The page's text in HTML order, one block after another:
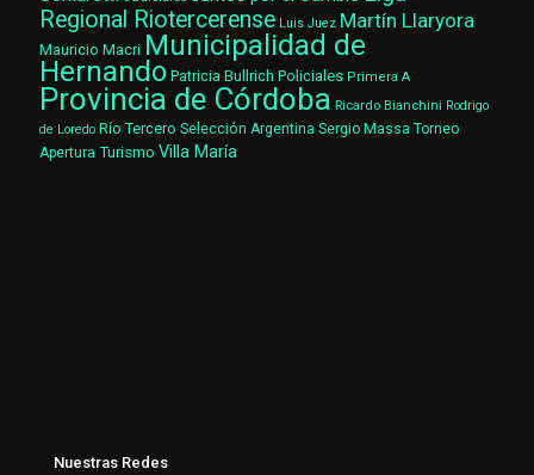
Regional Riotercerense Luis Juez Martín Llaryora
Mauricio Macri Municipalidad de
Hernando Patricia Bullrich Policiales Primera A
Provincia de Córdoba Ricardo Bianchini Rodrigo
de Loredo Río Tercero Selección Argentina Sergio Massa Torneo
Apertura Turismo Villa María
Nuestras Redes